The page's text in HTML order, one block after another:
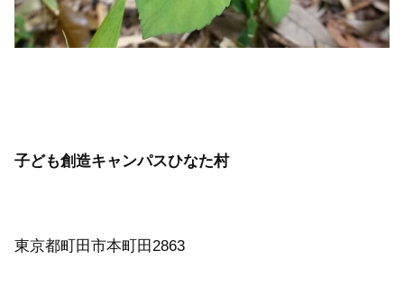
子ども創造キャンパスひなた村
東京都町田市本町田2863